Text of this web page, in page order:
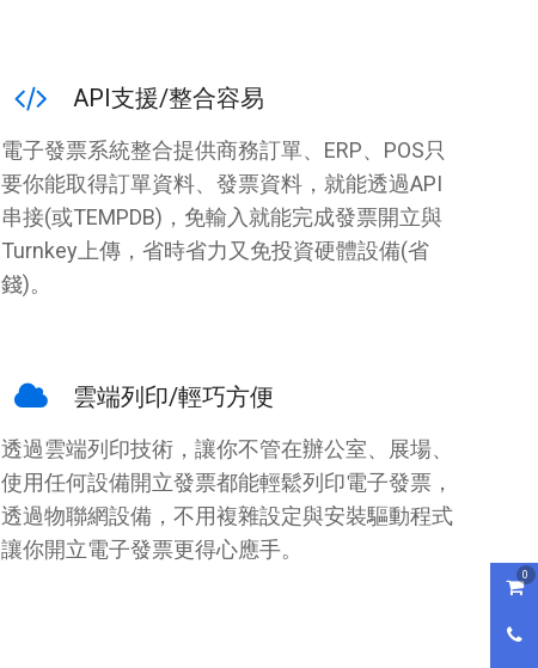
購
0
API支援/整合容易
電子發票系統整合提供商務訂單、ERP、POS只
要你能取得訂單資料、發票資料，就能透過API
串接(或TEMPDB)，免輸入就能完成發票開立與
Turnkey上傳，省時省力又免投資硬體設備(省
錢)。
雲端列印/輕巧方便
透過雲端列印技術，讓你不管在辦公室、展場、
使用任何設備開立發票都能輕鬆列印電子發票，
透過物聯網設備，不用複雜設定與安裝驅動程式
讓你開立電子發票更得心應手。